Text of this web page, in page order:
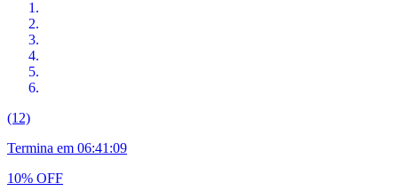
(12)
Termina em 06:41:08
10% OFF